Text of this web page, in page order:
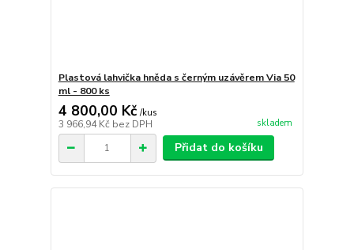
Plastová lahvička hněda s černým uzávěrem Via 50
ml - 800 ks
4 800,00 Kč /kus
3 966,94 Kč bez DPH skladem
Přidat do košíku